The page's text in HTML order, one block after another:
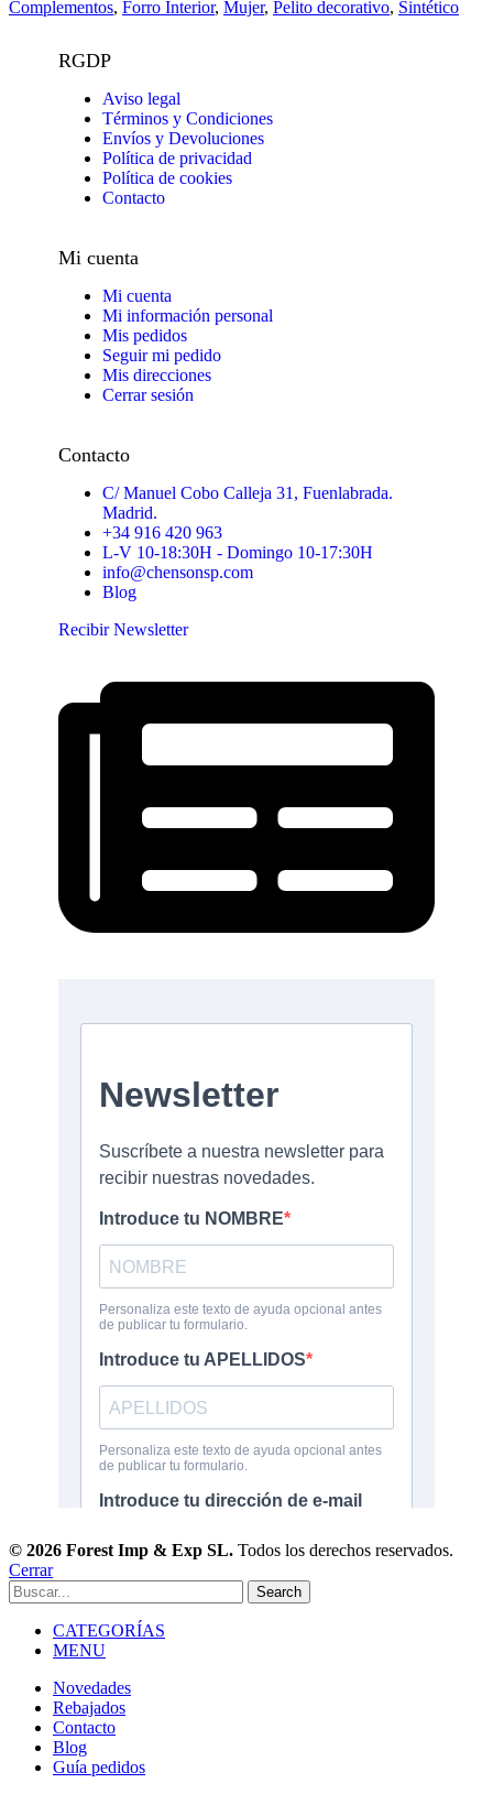
Complementos, Forro Interior, Mujer, Pelito decorativo, Sintético
RGDP
Aviso legal
Términos y Condiciones
Envíos y Devoluciones
Política de privacidad
Política de cookies
Contacto
Mi cuenta
Mi cuenta
Mi información personal
Mis pedidos
Seguir mi pedido
Mis direcciones
Cerrar sesión
Contacto
C/ Manuel Cobo Calleja 31, Fuenlabrada.
Madrid.
+34 916 420 963
L-V 10-18:30H - Domingo 10-17:30H
info@chensonsp.com
Blog
Recibir Newsletter
© 2026 Forest Imp & Exp SL. Todos los derechos reservados.
Cerrar
Search
CATEGORÍAS
MENU
Novedades
Rebajados
Contacto
Blog
Guía pedidos